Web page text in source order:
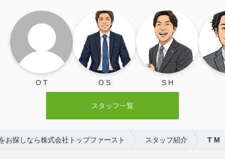
O T O S S H
スタッフ一覧
お探しなら株式会社トップファースト スタッフ紹介 T M